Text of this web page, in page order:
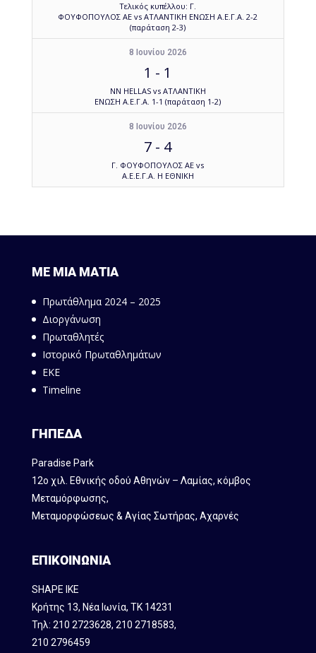
Τελικός κυπέλλου: Γ.
ΦΟΥΦΟΠΟΥΛΟΣ ΑΕ vs ΑΤΛΑΝΤΙΚΗ ΕΝΩΣΗ Α.Ε.Γ.Α. 2-2
(παράταση 2-3)
8 Ιουνίου 2026
1 - 1
NN HELLAS vs ΑΤΛΑΝΤΙΚΗ
ΕΝΩΣΗ Α.Ε.Γ.Α. 1-1 (παράταση 1-2)
8 Ιουνίου 2026
7 - 4
Γ. ΦΟΥΦΟΠΟΥΛΟΣ ΑΕ vs
Α.Ε.Ε.Γ.Α. Η ΕΘΝΙΚΗ
ΜΕ ΜΙΑ ΜΑΤΙΑ
Πρωτάθλημα 2024 – 2025
Διοργάνωση
Πρωταθλητές
Ιστορικό Πρωταθλημάτων
ΕΚΕ
Timeline
ΓΗΠΕΔΑ
Paradise Park
12ο χιλ. Εθνικής οδού Αθηνών – Λαμίας, κόμβος
Mεταμόρφωσης,
Μεταμορφώσεως & Αγίας Σωτήρας, Αχαρνές
ΕΠΙΚΟΙΝΩΝΙΑ
SHAPE IKE
Κρήτης 13, Νέα Ιωνία, ΤΚ 14231
Τηλ: 210 2723628, 210 2718583,
210 2796459